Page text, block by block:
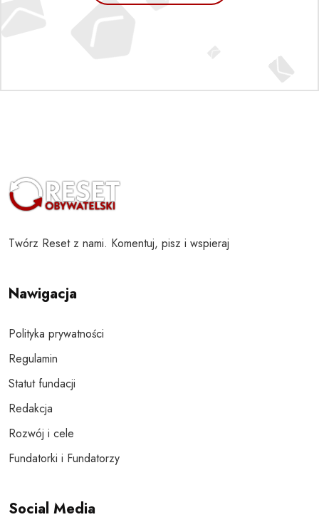
Twórz Reset z nami. Komentuj, pisz i wspieraj
Nawigacja
Polityka prywatności
Regulamin
Statut fundacji
Redakcja
Rozwój i cele
Fundatorki i Fundatorzy
Social Media